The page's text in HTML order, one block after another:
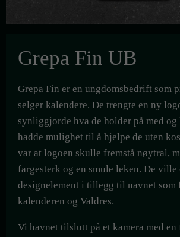
Grepa Fin UB
Grepa Fin er en ungdomsbedrift som
selger kalendere. De trengte en ny
synliggjorde hva de holder på med
hadde mulighet til å hjelpe de uten
var at logoen skulle fremstå nøytral,
fargesterk og en smule leken. De ville
designelement i tillegg til navnet som
kalenderen og Valdres.
Vi havnet tilslutt på et kamera med